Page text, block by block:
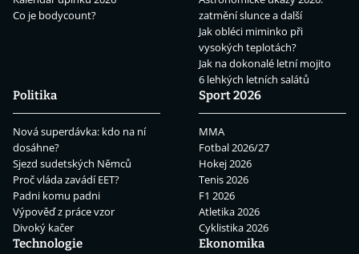
Co je bodycount?
zatmění slunce a další
Jak obléci miminko při
vysokých teplotách?
Jak na dokonalé letní mojito
6 lehkých letních salátů
Politika
Nová superdávka: kdo na ní
dosáhne?
Sjezd sudetských Němců
Proč vláda zavádí EET?
Padni komu padni
Výpověď z práce vzor
Divoký kačer
Sport 2026
MMA
Fotbal 2026/27
Hokej 2026
Tenis 2026
F1 2026
Atletika 2026
Cyklistika 2026
Technologie
Ekonomika